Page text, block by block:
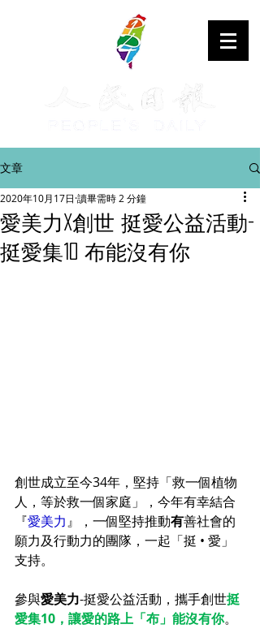
文章
愛美力X創世 挺愛公益活動-
挺愛集10 布能沒有你
2020年10月17日 讀畢需時 2 分鐘
創世成立至今34年，堅持「救一個植物
人，等於救一個家庭」，今年有幸結合
『愛美力』，一個堅持推動有善社會的
願力及行動力的團隊，一起「挺 • 愛」
支持。
參與愛美力-挺愛公益活動，攜手創世挺
愛集10，讓愛的路上「布」能沒有你。